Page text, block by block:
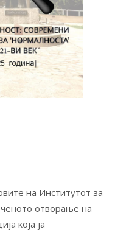
на Институтот за
отворање на
која ја